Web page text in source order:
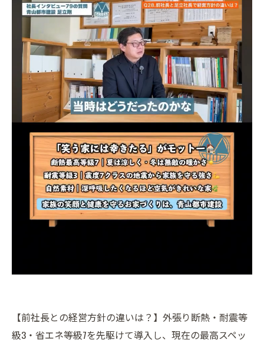
【前社長との経営方針の違いは？】外張り断熱・耐震等
級3・省エネ等級7を先駆けて導入し、現在の最高スペッ